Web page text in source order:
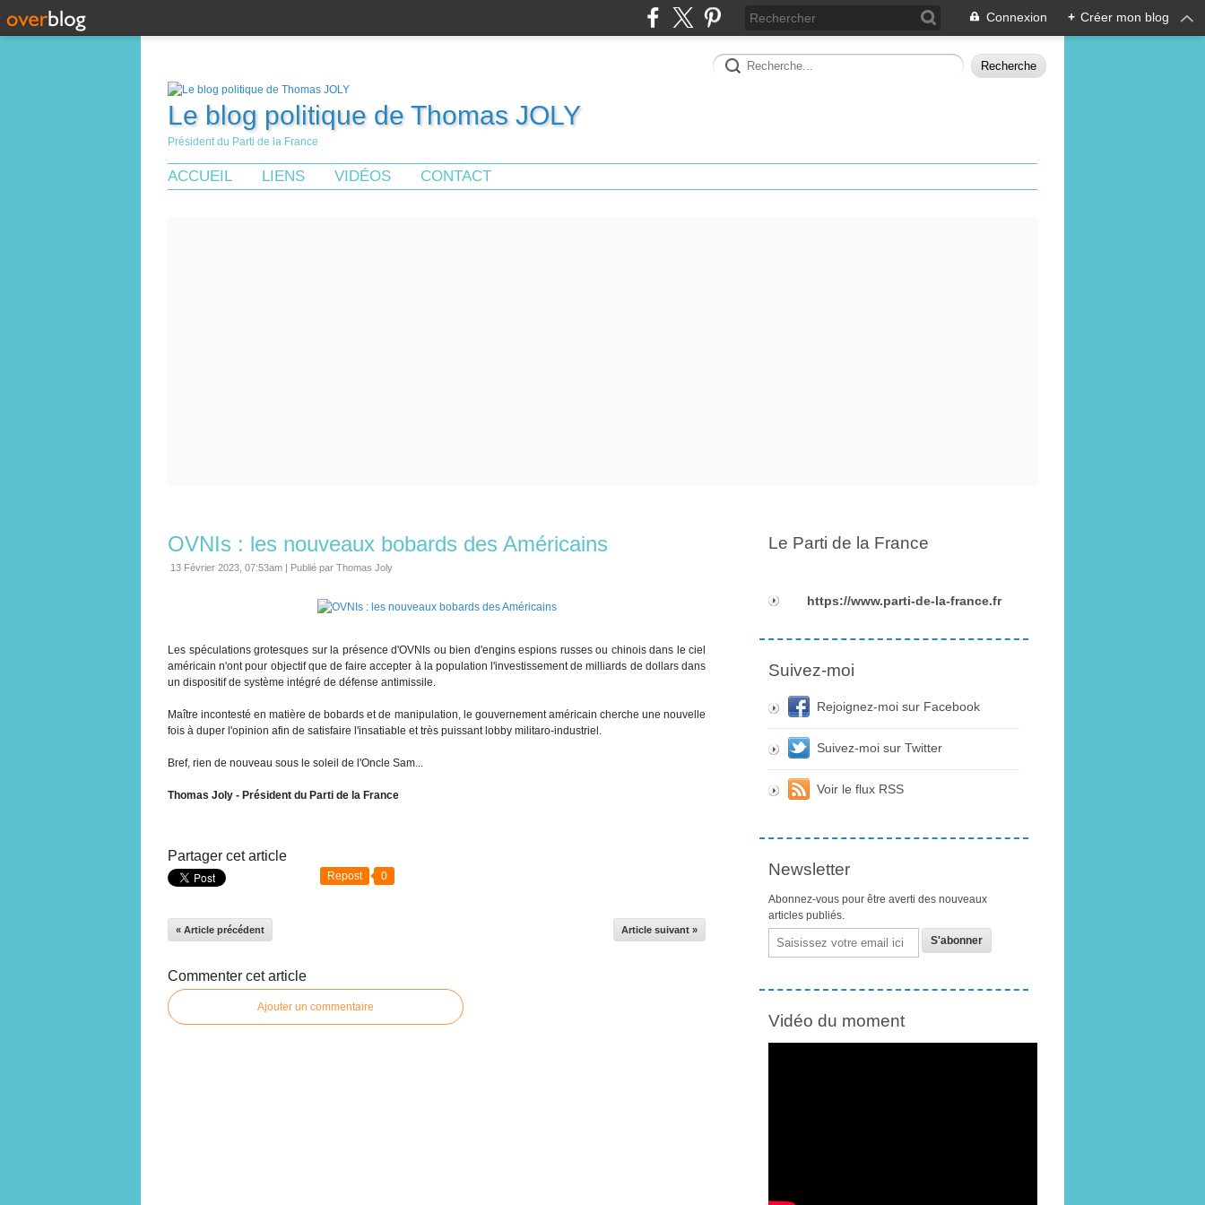
Connexion + Créer mon blog
Le blog politique de Thomas JOLY
Président du Parti de la France
ACCUEIL LIENS VIDÉOS CONTACT
OVNIs : les nouveaux bobards des Américains
13 Février 2023, 07:53am | Publié par Thomas Joly
Les spéculations grotesques sur la présence d'OVNIs ou bien d'engins espions russes ou chinois dans le ciel
américain n'ont pour objectif que de faire accepter à la population l'investissement de milliards de dollars dans
un dispositif de système intégré de défense antimissile.
Maître incontesté en matière de bobards et de manipulation, le gouvernement américain cherche une nouvelle
fois à duper l'opinion afin de satisfaire l'insatiable et très puissant lobby militaro-industriel.
Bref, rien de nouveau sous le soleil de l'Oncle Sam...
Thomas Joly - Président du Parti de la France
Partager cet article
Repost 0
« Article précédent Article suivant »
Commenter cet article
Ajouter un commentaire
Le Parti de la France
https://www.parti-de-la-france.fr
Suivez-moi
Rejoignez-moi sur Facebook
Suivez-moi sur Twitter
Voir le flux RSS
Newsletter
Abonnez-vous pour être averti des nouveaux
articles publiés.
Email
Vidéo du moment